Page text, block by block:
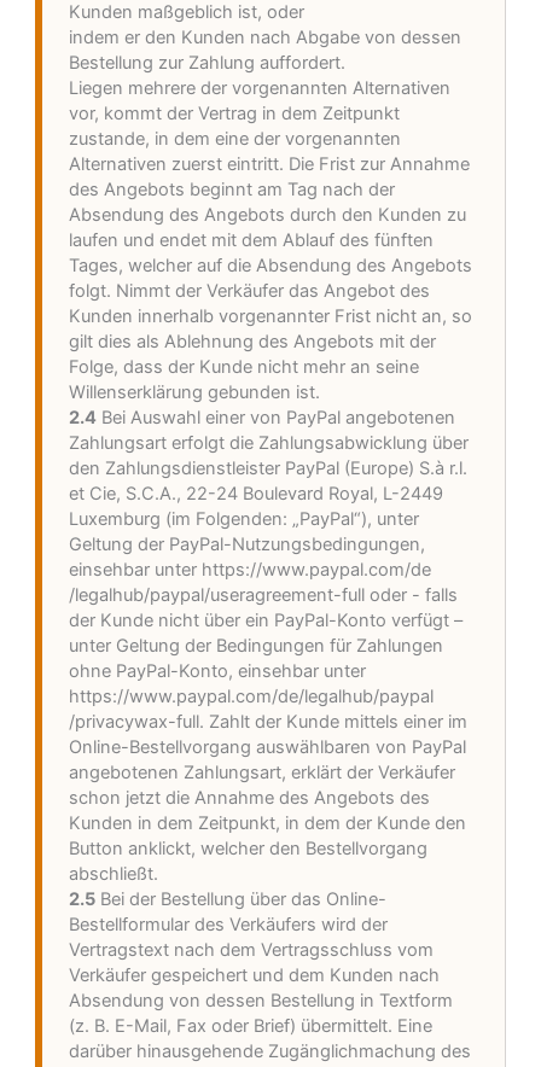
Kunden maßgeblich ist, oder
indem er den Kunden nach Abgabe von dessen
Bestellung zur Zahlung auffordert.
Liegen mehrere der vorgenannten Alternativen
vor, kommt der Vertrag in dem Zeitpunkt
zustande, in dem eine der vorgenannten
Alternativen zuerst eintritt. Die Frist zur Annahme
des Angebots beginnt am Tag nach der
Absendung des Angebots durch den Kunden zu
laufen und endet mit dem Ablauf des fünften
Tages, welcher auf die Absendung des Angebots
folgt. Nimmt der Verkäufer das Angebot des
Kunden innerhalb vorgenannter Frist nicht an, so
gilt dies als Ablehnung des Angebots mit der
Folge, dass der Kunde nicht mehr an seine
Willenserklärung gebunden ist.
2.4 Bei Auswahl einer von PayPal angebotenen
Zahlungsart erfolgt die Zahlungsabwicklung über
den Zahlungsdienstleister PayPal (Europe) S.à r.l.
et Cie, S.C.A., 22-24 Boulevard Royal, L-2449
Luxemburg (im Folgenden: „PayPal“), unter
Geltung der PayPal-Nutzungsbedingungen,
einsehbar unter https://www.paypal.com/de
/legalhub/paypal/useragreement-full oder - falls
der Kunde nicht über ein PayPal-Konto verfügt –
unter Geltung der Bedingungen für Zahlungen
ohne PayPal-Konto, einsehbar unter
https://www.paypal.com/de/legalhub/paypal
/privacywax-full. Zahlt der Kunde mittels einer im
Online-Bestellvorgang auswählbaren von PayPal
angebotenen Zahlungsart, erklärt der Verkäufer
schon jetzt die Annahme des Angebots des
Kunden in dem Zeitpunkt, in dem der Kunde den
Button anklickt, welcher den Bestellvorgang
abschließt.
2.5 Bei der Bestellung über das Online-
Bestellformular des Verkäufers wird der
Vertragstext nach dem Vertragsschluss vom
Verkäufer gespeichert und dem Kunden nach
Absendung von dessen Bestellung in Textform
(z. B. E-Mail, Fax oder Brief) übermittelt. Eine
darüber hinausgehende Zugänglichmachung des